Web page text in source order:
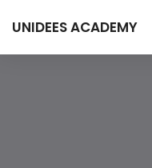
UNIDEES ACADEMY